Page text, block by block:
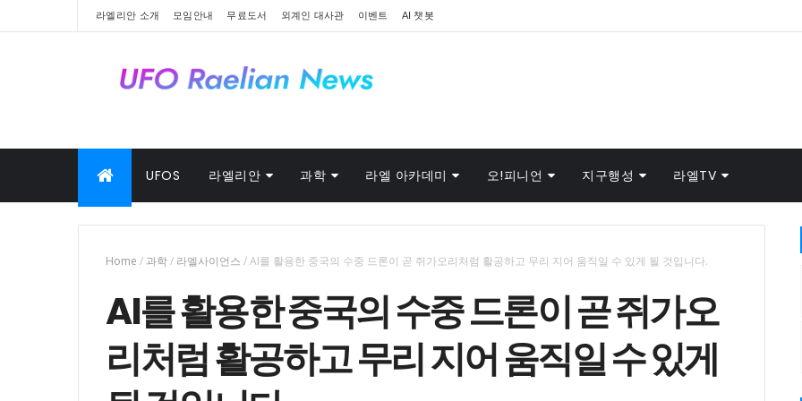
라엘리안 소개 모임안내 무료도서 외계인 대사관 이벤트 AI 챗봇
UFOS 라엘리안 과학 라엘 아카데미 오!피니언 지구행성 라엘TV
Home / 과학/ 라엘사이언스 /AI를 활용한 중국의 수중 드론이 곧 쥐가오리처럼 활공하고 무리 지어 움직일 수 있게 될 것입니다.
AI를 활용한 중국의 수중 드론이 곧 쥐가오
리처럼 활공하고 무리 지어 움직일 수 있게